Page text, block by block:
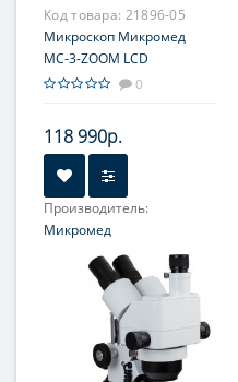
Код товара: 21896-05
Микроскоп Микромед
МС-3-ZOOM LCD
0
118 990р.
Производитель:
Микромед
0.7-4.5х
(панкратический)
Увеличение, крат:
Фокусировка: Грубая